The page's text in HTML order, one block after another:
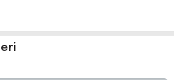
900mm gidon bandı, 2 adet sonlandırma